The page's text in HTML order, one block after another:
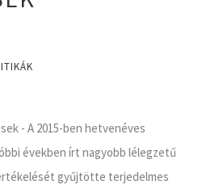
- A 2015-ben hetvenéves
években írt nagyobb lélegzetű
gyűjtötte terjedelmes